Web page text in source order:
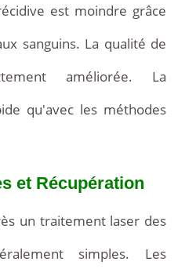
est moindre grâce
sanguins. La qualité de
améliorée. La
qu'avec les méthodes
et Récupération
un traitement laser des
simples. Les